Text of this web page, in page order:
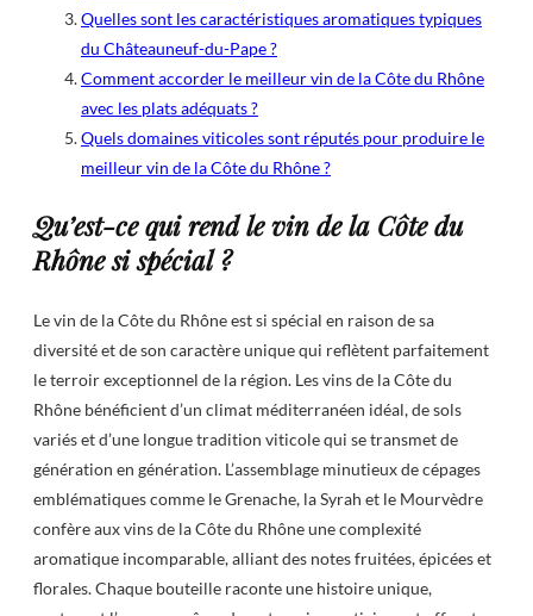
Quelles sont les caractéristiques aromatiques typiques
du Châteauneuf-du-Pape ?
Comment accorder le meilleur vin de la Côte du Rhône
avec les plats adéquats ?
Quels domaines viticoles sont réputés pour produire le
meilleur vin de la Côte du Rhône ?
Qu’est-ce qui rend le vin de la Côte du
Rhône si spécial ?
Le vin de la Côte du Rhône est si spécial en raison de sa
diversité et de son caractère unique qui reflètent parfaitement
le terroir exceptionnel de la région. Les vins de la Côte du
Rhône bénéficient d’un climat méditerranéen idéal, de sols
variés et d’une longue tradition viticole qui se transmet de
génération en génération. L’assemblage minutieux de cépages
emblématiques comme le Grenache, la Syrah et le Mourvèdre
confère aux vins de la Côte du Rhône une complexité
aromatique incomparable, alliant des notes fruitées, épicées et
florales. Chaque bouteille raconte une histoire unique,